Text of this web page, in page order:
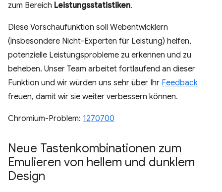
zum Bereich Leistungsstatistiken.
Diese Vorschaufunktion soll Webentwicklern
(insbesondere Nicht-Experten für Leistung) helfen,
potenzielle Leistungsprobleme zu erkennen und zu
beheben. Unser Team arbeitet fortlaufend an dieser
Funktion und wir würden uns sehr über Ihr Feedback
freuen, damit wir sie weiter verbessern können.
Chromium-Problem: 1270700
Neue Tastenkombinationen zum
Emulieren von hellem und dunklem
Design